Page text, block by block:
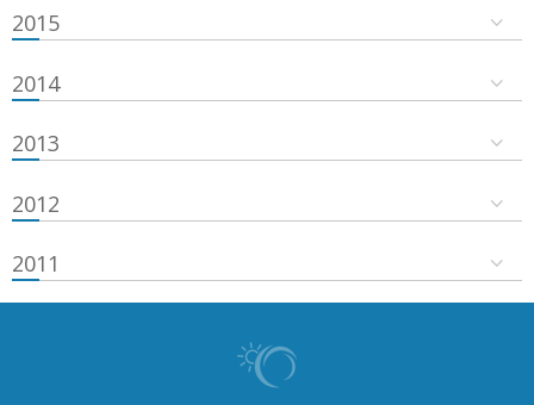
2015
2014
2013
2012
2011